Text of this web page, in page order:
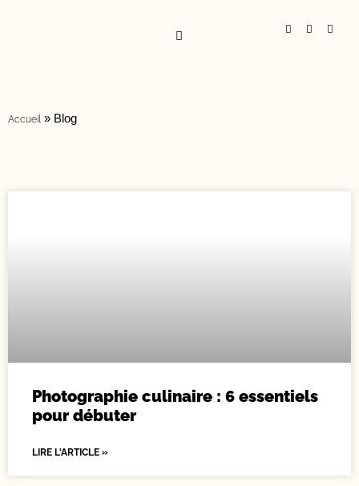
Accueil » Blog
Photographie culinaire : 6 essentiels
pour débuter
LIRE L'ARTICLE »